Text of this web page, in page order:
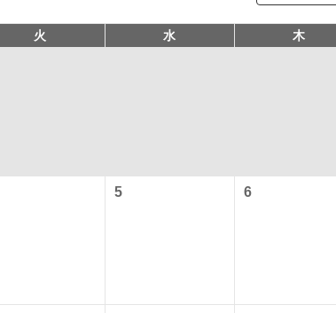
火 水 木
5 6